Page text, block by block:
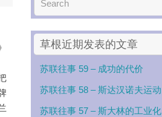
草根近期发表的文章
苏联往事 59 – 成功的代价
苏联往事 58 – 斯达汉诺夫运动
苏联往事 57 – 斯大林的工业化